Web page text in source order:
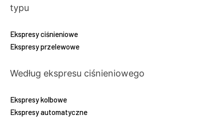
typu
Ekspresy ciśnieniowe
Ekspresy przelewowe
Według ekspresu ciśnieniowego
Ekspresy kolbowe
Ekspresy automatyczne